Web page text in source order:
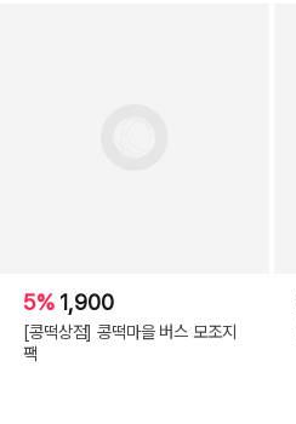
5% 1,900
[콩떡상점] 콩떡마을 버스 모조지
팩